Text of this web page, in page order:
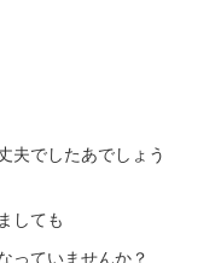
夫でしたあでしょう
しても
っていませんか？